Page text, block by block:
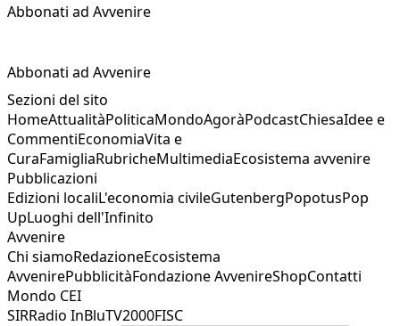
Abbonati ad Avvenire
Abbonati ad Avvenire
Sezioni del sito
HomeAttualitàPoliticaMondoAgoràPodcastChiesaIdee e
CommentiEconomiaVita e
CuraFamigliaRubricheMultimediaEcosistema avvenire
Pubblicazioni
Edizioni localiL'economia civileGutenbergPopotusPop
UpLuoghi dell'Infinito
Avvenire
Chi siamoRedazioneEcosistema
AvvenirePubblicitàFondazione AvvenireShopContatti
Mondo CEI
SIRRadio InBluTV2000FISC